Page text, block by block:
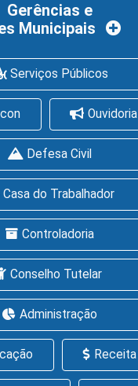
Gerências e
Municipais
Serviços Públicos
Ouvidoria
Defesa Civil
Casa do Trabalhador
Controladoria
Conselho Tutelar
Administração
Receita